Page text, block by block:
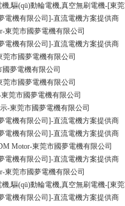
,驅(qū)動輪電機,真空無刷電機-[東
電機有限公司]-直流電機方案提供商
東莞市國夢電機有限公司
電機有限公司]-直流電機方案提供商
莞市國夢電機有限公司
夢電機有限公司
莞市國夢電機有限公司
莞市國夢電機有限公司
-東莞市國夢電機有限公司
電機有限公司]-直流電機方案提供商
電機有限公司]-直流電機方案提供商
Motor-東莞市國夢電機有限公司
電機有限公司]-直流電機方案提供商
東莞市國夢電機有限公司
,驅(qū)動輪電機,真空無刷電機-[東
電機有限公司]-直流電機方案提供商